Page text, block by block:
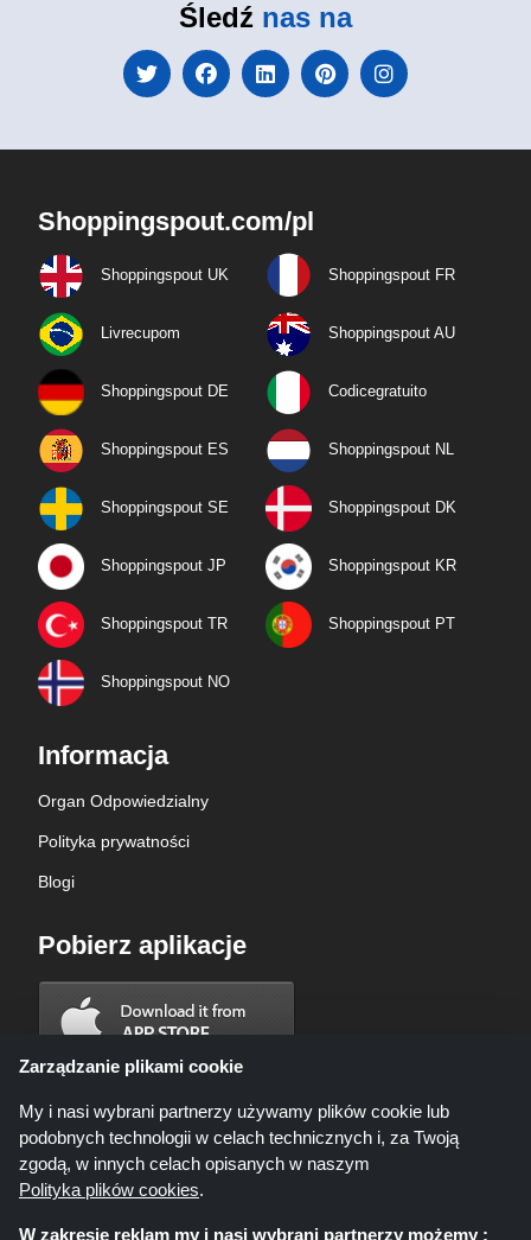
Śledź nas na
Shoppingspout.com/pl
Shoppingspout UK Shoppingspout FR
Livrecupom Shoppingspout AU
Shoppingspout DE Codicegratuito
Shoppingspout ES Shoppingspout NL
Shoppingspout SE Shoppingspout DK
Shoppingspout JP Shoppingspout KR
Shoppingspout TR Shoppingspout PT
Shoppingspout NO
Informacja
Organ Odpowiedzialny
Polityka prywatności
Blogi
Pobierz aplikacje
Zarządzanie plikami cookie
My i nasi wybrani partnerzy używamy plików cookie lub
podobnych technologii w celach technicznych i, za Twoją
zgodą, w innych celach opisanych w naszym
Polityka plików cookies.
W zakresie reklam my i nasi wybrani partnerzy możemy :